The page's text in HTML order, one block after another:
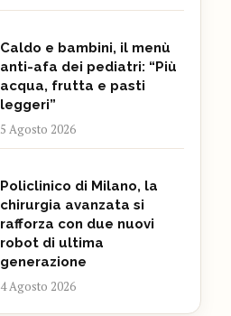
Caldo e bambini, il menù
anti-afa dei pediatri: “Più
acqua, frutta e pasti
leggeri”
5 Agosto 2026
Policlinico di Milano, la
chirurgia avanzata si
rafforza con due nuovi
robot di ultima
generazione
4 Agosto 2026